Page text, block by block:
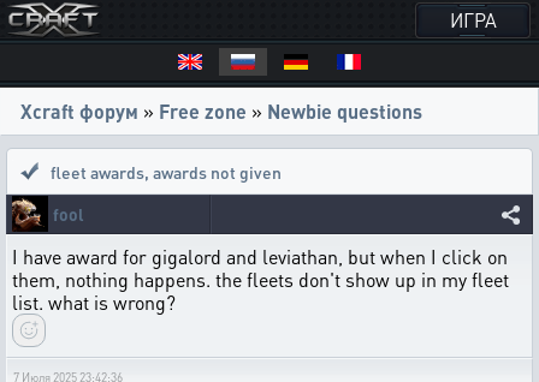
ИГРА
Xcraft форум » Free zone » Newbie questions
fleet awards, awards not given
fool
I have award for gigalord and leviathan, but when I click on
them, nothing happens. the fleets don't show up in my fleet
list. what is wrong?
7 Июля 2025 23:42:36